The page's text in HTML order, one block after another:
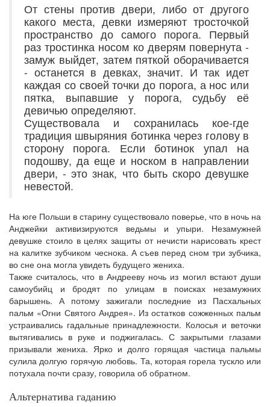
От стены против двери, либо от другого
какого места, девки измеряют тросточкой
пространство до самого порога. Первый
раз тростинка носом ко дверям повернута -
замуж выйдет, затем пяткой оборачивается
- останется в девках, значит. И так идет
каждая со своей точки до порога, а нос или
пятка, выпавшие у порога, судьбу её
девичью определяют.
Существовала и сохранилась кое-где
традиция швыряния ботинка через голову в
сторону порога. Если ботинок упал на
подошву, да еще и носком в направлении
двери, - это знак, что быть скоро девушке
невестой.
На юге Польши в старину существовало поверье, что в ночь на
Анджейки активизируются ведьмы и упыри. Незамужней
девушке стоило в целях защиты от нечисти нарисовать крест
на калитке зубчиком чеснока. А съев перед сном три зубчика,
во сне она могла увидеть будущего жениха.
Также считалось, что в Андрееву ночь из могил встают души
самоубийц и бродят по улицам в поисках незамужних
барышень. А потому зажигали последние из Пасхальных
пальм «Огни Святого Андрея». Из остатков сожженных пальм
устраивались гадальные принадлежности. Колосья и веточки
вытягивались в руке и поджигалась. С закрытыми глазами
призывали жениха. Ярко и долго горящая частица пальмы
сулила долгую горячую любовь. Та, которая горела тускло или
потухала почти сразу, говорила об обратном.
Альтернатива гаданию